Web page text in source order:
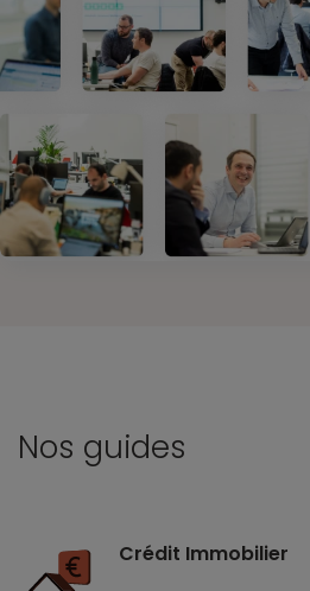
Nos guides
Crédit Immobilier